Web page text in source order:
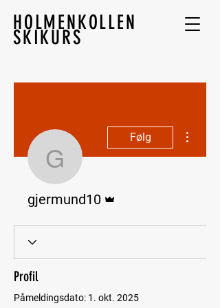
HOLMENKOLLEN
SKIKURS
gjermund10
Følg
gjermund10
Profil
Påmeldingsdato: 1. okt. 2025